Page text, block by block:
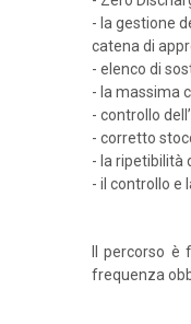
- la gestione
catena di
- elenco di
- la massima
- controllo
- corretto
- la ripetibilità
- il controllo e
Il percorso è
frequenza